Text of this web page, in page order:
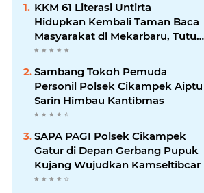
KKM 61 Literasi Untirta
Hidupkan Kembali Taman Baca
Masyarakat di Mekarbaru, Tutup
Program dengan Festival
Literasi
Sambang Tokoh Pemuda
Personil Polsek Cikampek Aiptu
Sarin Himbau Kantibmas
SAPA PAGI Polsek Cikampek
Gatur di Depan Gerbang Pupuk
Kujang Wujudkan Kamseltibcar